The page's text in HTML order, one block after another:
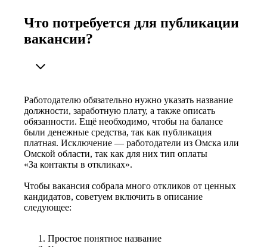
Что потребуется для публикации
вакансии?
Работодателю обязательно нужно указать название
должности, заработную плату, а также описать
обязанности. Ещё необходимо, чтобы на балансе
были денежные средства, так как публикация
платная. Исключение — работодатели из Омска или
Омской области, так как для них тип оплаты
«За контакты в откликах».
Чтобы вакансия собрала много откликов от ценных
кандидатов, советуем включить в описание
следующее:
Простое понятное название